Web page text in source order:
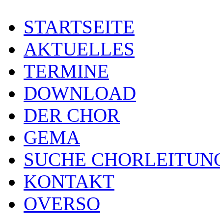
STARTSEITE
AKTUELLES
TERMINE
DOWNLOAD
DER CHOR
GEMA
SUCHE
KONTAKT
OVERSO